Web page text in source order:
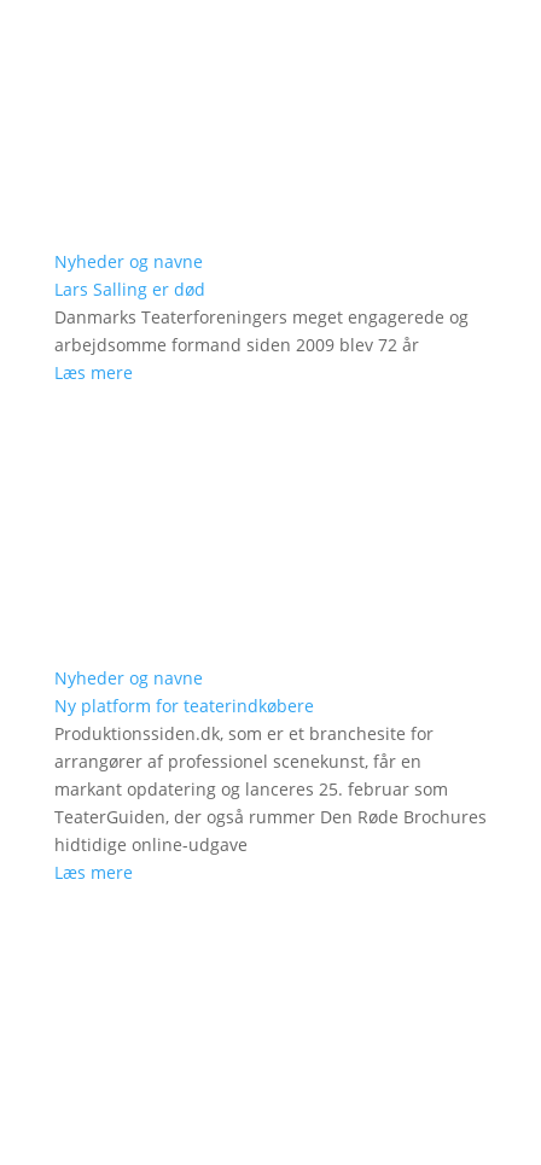
Nyheder og navne
Lars Salling er død
Danmarks Teaterforeningers meget engagerede og
arbejdsomme formand siden 2009 blev 72 år
Læs mere
Nyheder og navne
Ny platform for teaterindkøbere
Produktionssiden.dk, som er et branchesite for
arrangører af professionel scenekunst, får en
markant opdatering og lanceres 25. februar som
TeaterGuiden, der også rummer Den Røde Brochures
hidtidige online-udgave
Læs mere